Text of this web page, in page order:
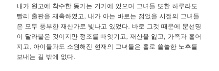
내가 원고에 착수한 동기는 거기에 있으며 그녀들 또한 하루라도
빨리 출판을 재촉하였고, 내가 아는 바로는 젊었을 시절의 그녀들
은 모두 풍부한 재산가로 빛나고 있었다. 바로 그것 때문에 문선명
이 달라붙은 것이지만 정조를 빼앗기고, 재산을 잃고, 가족과 흩어
지고, 아이들과도 소원해진 현재의 그녀들은 홀로 쓸쓸한 노후를
보내는 길 밖에 없다.